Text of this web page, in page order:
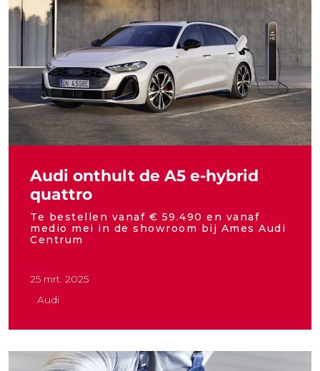
Audi onthult de A5 e-hybrid
quattro
Te bestellen vanaf € 59.490 en vanaf
medio mei in de showroom bij Ames Audi
Centrum
25 mrt. 2025
Audi